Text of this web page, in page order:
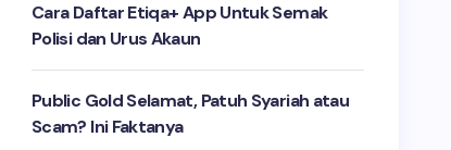
Cara Daftar Etiqa+ App Untuk Semak
Polisi dan Urus Akaun
Public Gold Selamat, Patuh Syariah atau
Scam? Ini Faktanya